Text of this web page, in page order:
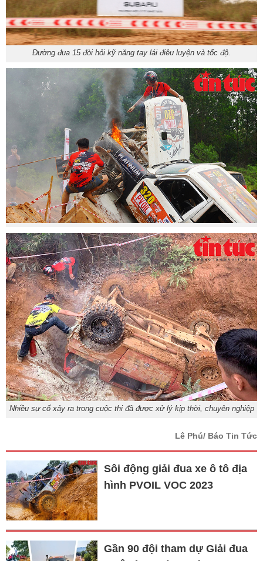
Đường đua 15 đòi hỏi kỹ năng tay lái điêu luyện và tốc độ.
Nhiều sự cố xảy ra trong cuộc thi đã được xử lý kịp thời, chuyên nghiệp
Lê Phú/ Báo Tin Tức
Sôi động giải đua xe ô tô địa
hình PVOIL VOC 2023
Gần 90 đội tham dự Giải đua